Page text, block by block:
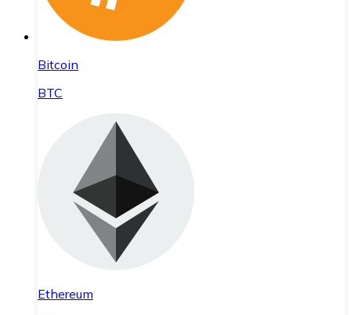
Bitcoin
BTC
Ethereum